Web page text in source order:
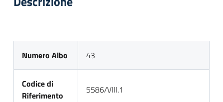
Numero Albo 43
Codice di
Riferimento
5586/VIII.1